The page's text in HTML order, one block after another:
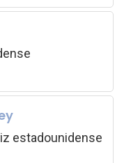
estadounidense